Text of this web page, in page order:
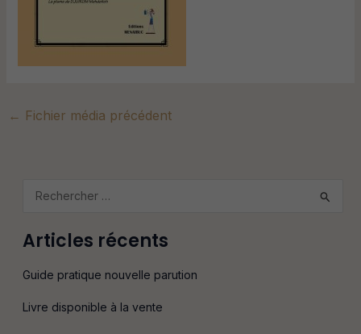
← Fichier média précédent
c
r
Articles récents
Guide pratique nouvelle parution
Livre disponible à la vente